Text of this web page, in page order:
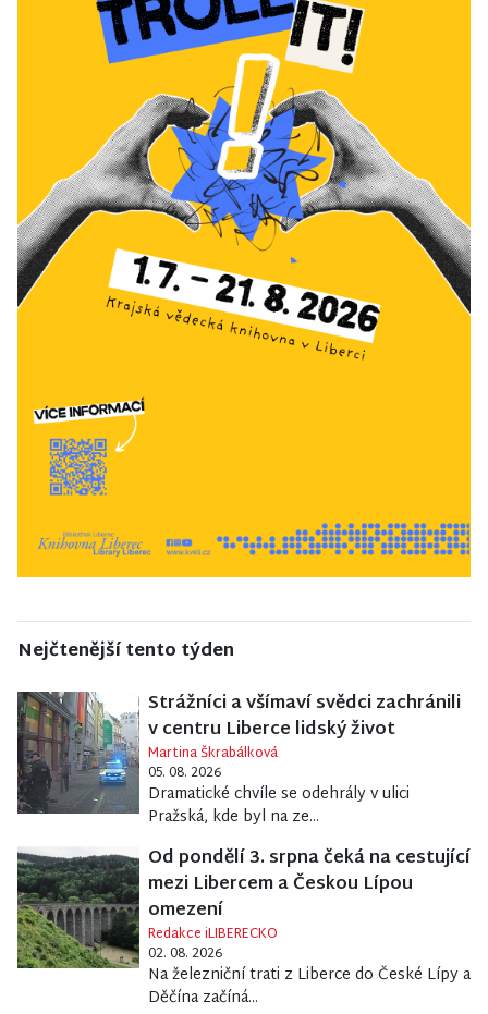
Nejčtenější tento týden
Strážníci a všímaví svědci zachránili
v centru Liberce lidský život
Martina Škrabálková
05. 08. 2026
Dramatické chvíle se odehrály v ulici
Pražská, kde byl na ze...
Od pondělí 3. srpna čeká na cestující
mezi Libercem a Českou Lípou
omezení
Redakce iLIBERECKO
02. 08. 2026
Na železniční trati z Liberce do České Lípy a
Děčína začíná...